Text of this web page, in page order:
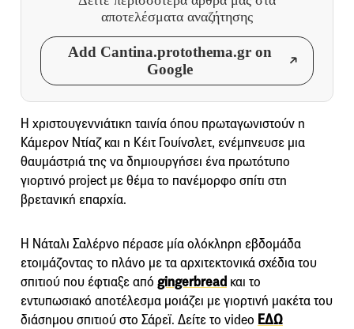
αποτελέσματα αναζήτησης
Add Cantina.protothema.gr on
Google
Η χριστουγεννιάτικη ταινία όπου πρωταγωνιστούν η
Κάμερον Ντίαζ και η Κέιτ Γουίνσλετ, ενέμπνευσε μια
θαυμάστριά της να δημιουργήσει ένα πρωτότυπο
γιορτινό project με θέμα το πανέμορφο σπίτι στη
βρετανική επαρχία.
Η Νάταλι Σαλέρνο πέρασε μία ολόκληρη εβδομάδα
ετοιμάζοντας το πλάνο με τα αρχιτεκτονικά σχέδια του
σπιτιού που έφτιαξε από gingerbread και το
εντυπωσιακό αποτέλεσμα μοιάζει με γιορτινή μακέτα του
διάσημου σπιτιού στο Σάρεϊ. Δείτε το video ΕΔΩ